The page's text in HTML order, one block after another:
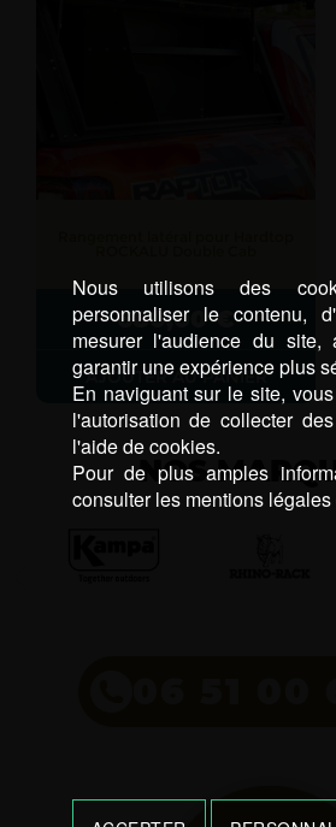
680,00€
AJOUTER AU PANIER
NOS
Nous utilisons des
personnaliser le contenu,
mesurer l'audience du site,
garantir une expérience plus
En naviguant sur le site,
l'autorisation de collecter
l'aide de cookies.
Pour de plus amples
consulter les mentions légales